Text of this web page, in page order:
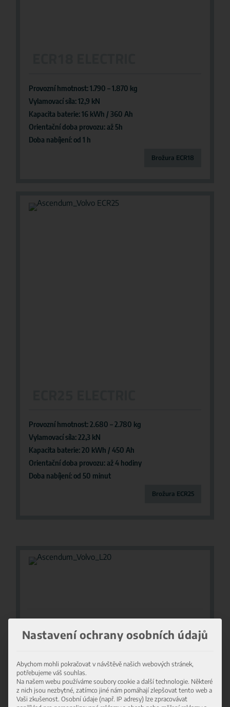
Provozní hmotnost: 1.790 – 1.870 kg
Vylamovací síla: 12,9 kN
Kapacita baterie: 16 kWh / 360 Ah
Orientační doba provozu: až 5h
Doba nabíjení: od 1 h
Brožura ECR18
Provozní hmotnost: 2.680 – 2.780 kg
Vylamovací síla: 22,3 kN
Kapacita baterie: 20 kWh / 450 Ah
Orientační doba provozu: až 4 hodiny
Doba nabíjení: od 50 minut
Brožura ECR25
Nastavení ochrany osobních údajů
Abychom mohli pokračovat v návštěvě našich webových stránek,
potřebujeme váš souhlas.
Na našem webu používáme soubory cookie a další technologie. Některé
z nich jsou nezbytné, zatímco jiné nám pomáhají zlepšovat tento web a
Vaši zkušenost. Osobní údaje (např. IP adresy) lze zpracovávat